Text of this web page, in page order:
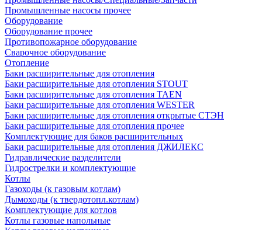
Промышленные насосы прочее
Оборудование
Оборудование прочее
Противопожарное оборудование
Сварочное оборудование
Отопление
Баки расширительные для отопления
Баки расширительные для отопления STOUT
Баки расширительные для отопления TAEN
Баки расширительные для отопления WESTER
Баки расширительные для отопления открытые СТЭН
Баки расширительные для отопления прочее
Комплектующие для баков расширительных
Баки расширительные для отопления ДЖИЛЕКС
Гидравлические разделители
Гидрострелки и комплектующие
Котлы
Газоходы (к газовым котлам)
Дымоходы (к твердотопл.котлам)
Комплектующие для котлов
Котлы газовые напольные